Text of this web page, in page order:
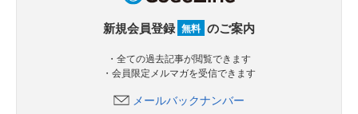
新規会員登録 無料 のご案内
・全ての過去記事が閲覧できます
・会員限定メルマガを受信できます
メールバックナンバー